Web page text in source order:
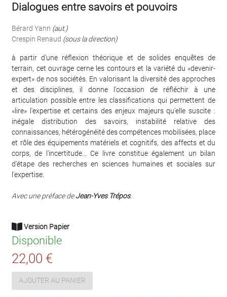
Dialogues entre savoirs et pouvoirs
Bérard Yann (aut.)
Crespin Renaud (sous la direction)
à partir d'une réflexion théorique et de solides enquêtes de
terrain, cet ouvrage cerne les contours et la variété du «devenir-
expert» de nos sociétés. En valorisant la diversité des approches
et des disciplines, il donne l'occasion de réfléchir à une
articulation possible entre les classifications qui permettent de
«lire» l'expertise et certains des enjeux majeurs qu'elle suscite :
inégale distribution des savoirs, instabilité relative des
connaissances, hétérogénéité des compétences mobilisées, place
et rôle des équipements matériels et cognitifs, des affects et du
corps, de l'incertitude... Ce livre constitue également un bilan
d'étape des recherches en sciences humaines et sociales sur
l'expertise.
Avec une préface deJean-Yves Trépos.
Version Papier
Disponible
22,00 €
AJOUTER AU PANIER